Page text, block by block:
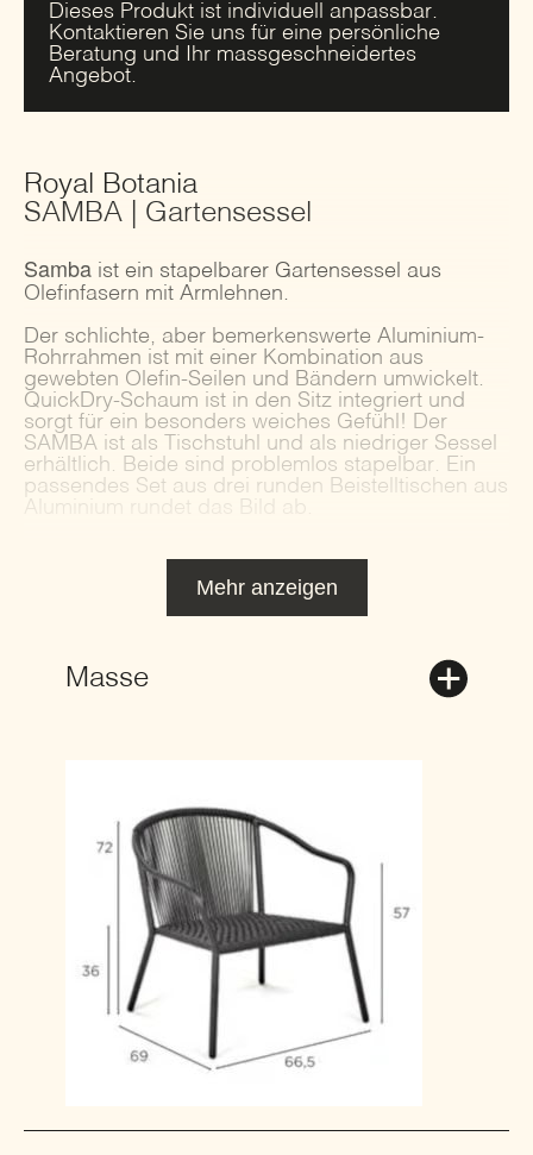
Dieses Produkt ist individuell anpassbar.
Kontaktieren Sie uns für eine persönliche
Beratung und Ihr massgeschneidertes
Angebot.
Royal Botania
SAMBA | Gartensessel
Samba ist ein stapelbarer Gartensessel aus
Olefinfasern mit Armlehnen.
Der schlichte, aber bemerkenswerte Aluminium-
Rohrrahmen ist mit einer Kombination aus
gewebten Olefin-Seilen und Bändern umwickelt.
QuickDry-Schaum ist in den Sitz integriert und
sorgt für ein besonders weiches Gefühl! Der
SAMBA ist als Tischstuhl und als niedriger Sessel
erhältlich. Beide sind problemlos stapelbar. Ein
passendes Set aus drei runden Beistelltischen aus
Aluminium rundet das Bild ab.
Mehr anzeigen
Masse